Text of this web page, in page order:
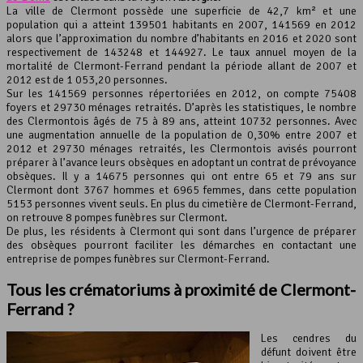
Leaflet , © OpenStreetMapcontributeurs
La ville de Clermont possède une superficie de 42,7 km² et une
population qui a atteint 139501 habitants en 2007, 141569 en 2012
alors que l’approximation du nombre d’habitants en 2016 et 2020 sont
respectivement de 143248 et 144927. Le taux annuel moyen de la
mortalité de Clermont-Ferrand pendant la période allant de 2007 et
2012 est de 1 053,20 personnes.
Sur les 141569 personnes répertoriées en 2012, on compte 75408
foyers et 29730 ménages retraités. D’après les statistiques, le nombre
des Clermontois âgés de 75 à 89 ans, atteint 10732 personnes. Avec
une augmentation annuelle de la population de 0,30% entre 2007 et
2012 et 29730 ménages retraités, les Clermontois avisés pourront
préparer à l’avance leurs obsèques en adoptant un contrat de prévoyance
obsèques. Il y a 14675 personnes qui ont entre 65 et 79 ans sur
Clermont dont 3767 hommes et 6965 femmes, dans cette population
5153 personnes vivent seuls. En plus du cimetière de Clermont-Ferrand,
on retrouve 8 pompes funèbres sur Clermont.
De plus, les résidents à Clermont qui sont dans l’urgence de préparer
des obsèques pourront faciliter les démarches en contactant une
entreprise de pompes funèbres sur Clermont-Ferrand.
Tous les crématoriums à proximité de Clermont-
Ferrand ?
Les cendres du
défunt doivent être